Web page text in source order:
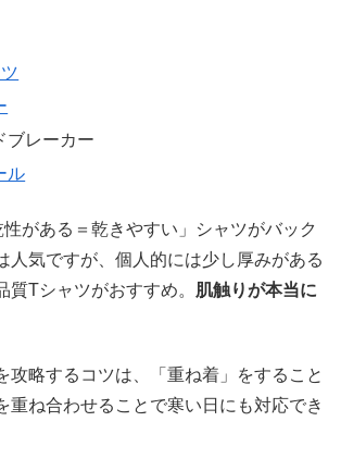
ブレーカー
ル
がある＝乾きやすい」シャツがバック
人気ですが、個人的には少し厚みがある
質Tシャツがおすすめ。 肌触りが本当に
攻略するコツは、「重ね着」をすること
重ね合わせることで寒い日にも対応でき